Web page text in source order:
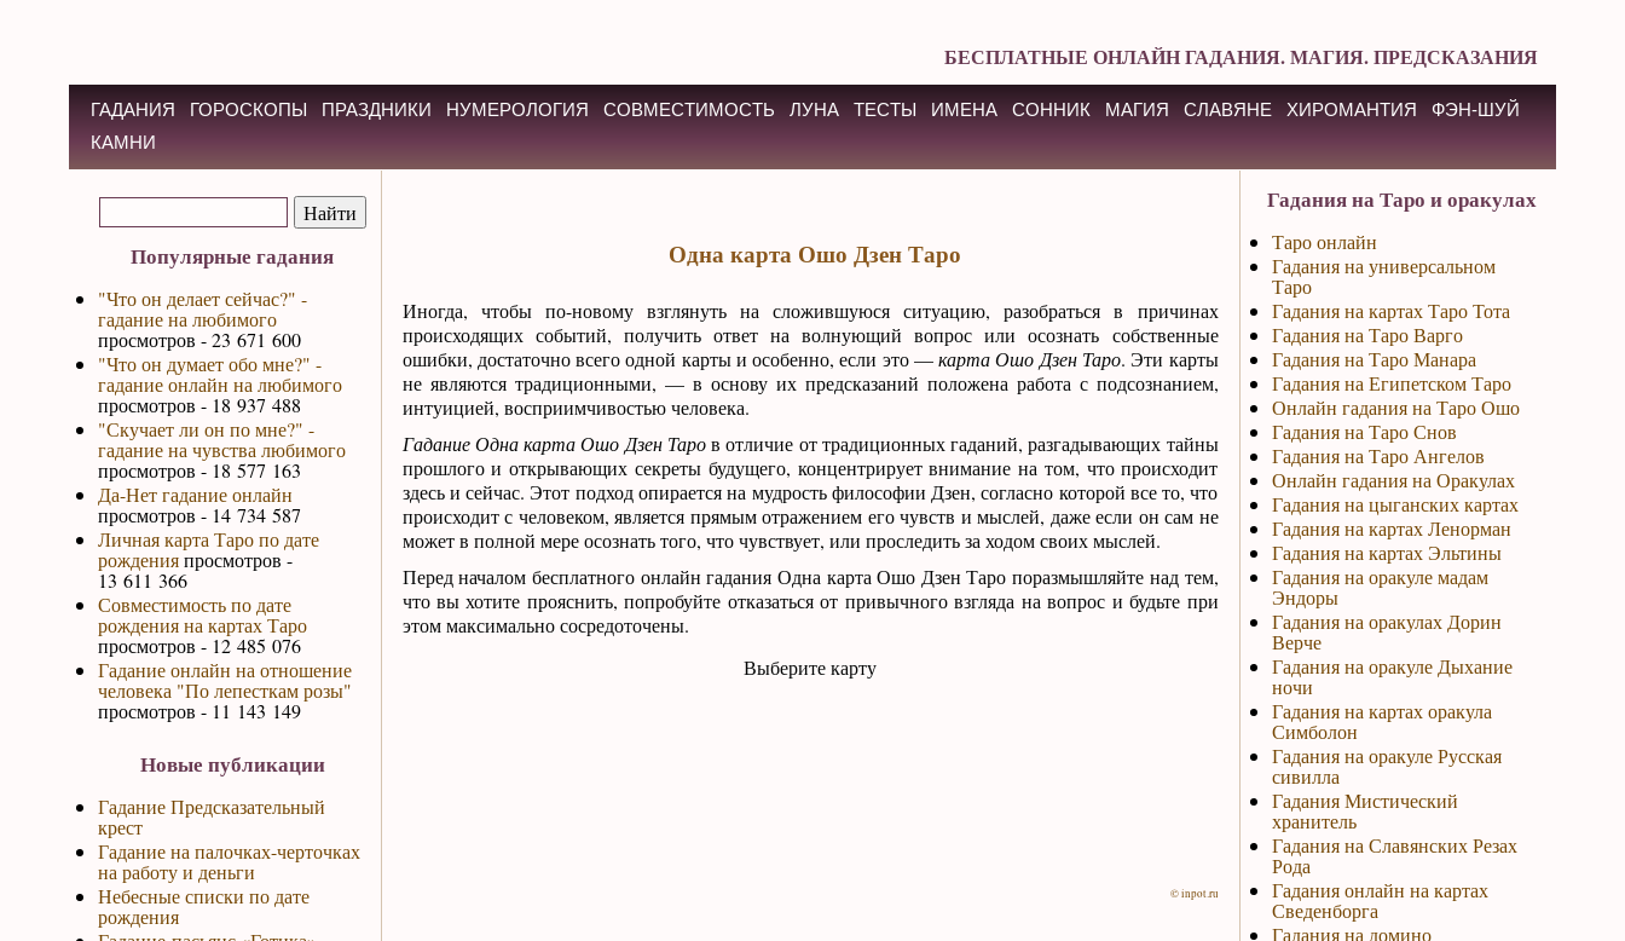
БЕСПЛАТНЫЕ ОНЛАЙН ГАДАНИЯ. МАГИЯ. ПРЕДСКАЗАНИЯ
ГАДАНИЯ ГОРОСКОПЫ ПРАЗДНИКИ НУМЕРОЛОГИЯ СОВМЕСТИМОСТЬ ЛУНА ТЕСТЫ ИМЕНА СОННИК МАГИЯ СЛАВЯНЕ ХИРОМАНТИЯ
ФЭН-ШУЙ
КАМНИ
Популярные гадания
"Что он делает сейчас?" -
гадание на любимого
просмотров - 23 671 600
"Что он думает обо мне?" -
гадание онлайн на любимого
просмотров - 18 937 488
"Скучает ли он по мне?" -
гадание на чувства любимого
просмотров - 18 577 163
Да-Нет гадание онлайн
просмотров - 14 734 587
Личная карта Таро по дате
рожденияпросмотров -
13 611 366
Совместимость по дате
рождения на картах Таро
просмотров - 12 485 076
Гадание онлайн на отношение
человека "По лепесткам розы"
просмотров - 11 143 149
Новые публикации
Гадание Предсказательный
крест
Гадание на палочках-черточках
на работу и деньги
Небесные списки по дате
рождения
Одна карта Ошо Дзен Таро
Иногда, чтобы по-новому взглянуть на сложившуюся ситуацию, разобраться в причинах
происходящих событий, получить ответ на волнующий вопрос или осознать собственные
ошибки, достаточно всего одной карты и особенно, если это —карта Ошо Дзен Таро. Эти карты
не являются традиционными, — в основу их предсказаний положена работа с подсознанием,
интуицией, восприимчивостью человека.
Гадание Одна карта Ошо Дзен Таров отличие от традиционных гаданий, разгадывающих тайны
прошлого и открывающих секреты будущего, концентрирует внимание на том, что происходит
здесь и сейчас. Этот подход опирается на мудрость философии Дзен, согласно которой все то, что
происходит с человеком, является прямым отражением его чувств и мыслей, даже если он сам не
может в полной мере осознать того, что чувствует, или проследить за ходом своих мыслей.
Перед началом бесплатного онлайн гадания Одна карта Ошо Дзен Таро поразмышляйте над тем,
что вы хотите прояснить, попробуйте отказаться от привычного взгляда на вопрос и будьте при
этом максимально сосредоточены.
Выберите карту
© inpot.ru
Гадания на Таро и оракулах
Таро онлайн
Гадания на универсальном
Таро
Гадания на картах Таро Тота
Гадания на Таро Варго
Гадания на Таро Манара
Гадания на Египетском Таро
Онлайн гадания на Таро Ошо
Гадания на Таро Снов
Гадания на Таро Ангелов
Онлайн гадания на Оракулах
Гадания на цыганских картах
Гадания на картах Ленорман
Гадания на картах Эльтины
Гадания на оракуле мадам
Эндоры
Гадания на оракулах Дорин
Верче
Гадания на оракуле Дыхание
ночи
Гадания на картах оракула
Симболон
Гадания на оракуле Русская
сивилла
Гадания Мистический
хранитель
Гадания на Славянских Резах
Рода
Гадания онлайн на картах
Сведенборга
Гадания на домино